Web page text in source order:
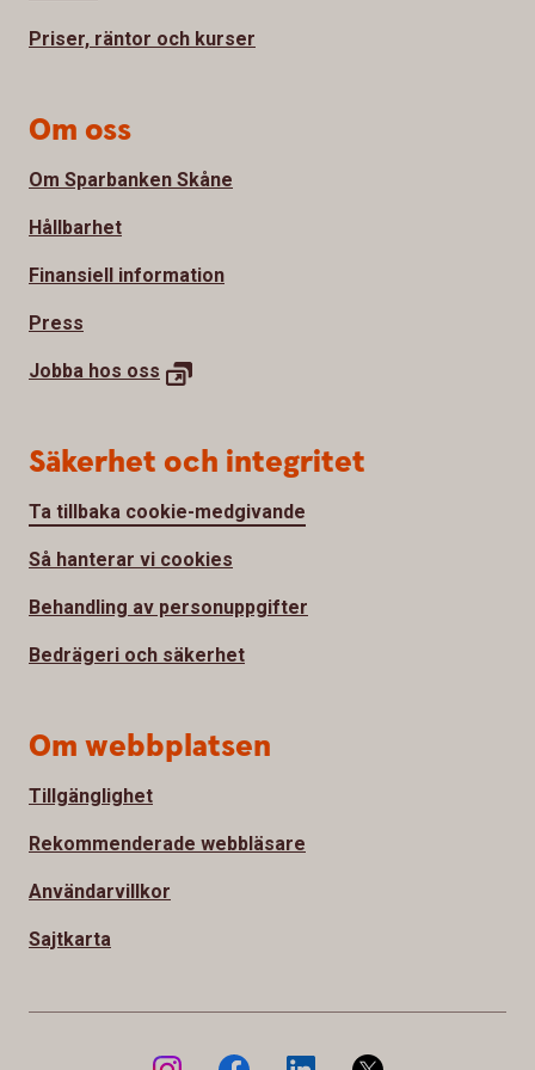
Priser, räntor och kurser
Om oss
Om Sparbanken Skåne
Hållbarhet
Finansiell information
Press
Jobba hos oss
Säkerhet och integritet
Ta tillbaka cookie-medgivande
Så hanterar vi cookies
Behandling av personuppgifter
Bedrägeri och säkerhet
Om webbplatsen
Tillgänglighet
Rekommenderade webbläsare
Användarvillkor
Sajtkarta